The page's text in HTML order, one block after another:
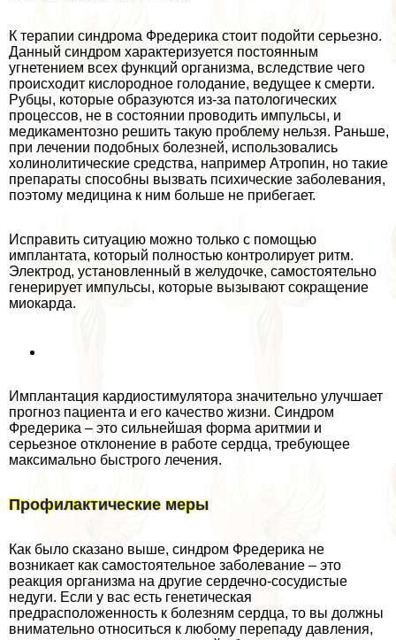
К терапии синдрома Фредерика стоит подойти серьезно.
Данный синдром хаpaктеризуется постоянным
угнетением всех функций организма, вследствие чего
происходит кислородное голодание, ведущее к cмepти.
Рубцы, которые образуются из-за патологических
процессов, не в состоянии проводить импульсы, и
медикаментозно решить такую проблему нельзя. Раньше,
при лечении подобных болезней, использовались
холинолитические средства, например Атропин, но такие
препараты способны вызвать психические заболевания,
поэтому медицина к ним больше не прибегает.
Исправить ситуацию можно только с помощью
имплантата, который полностью контролирует ритм.
Электрод, установленный в желудочке, самостоятельно
генерирует импульсы, которые вызывают сокращение
миокарда.
Имплантация кардиостимулятора значительно улучшает
прогноз пациента и его качество жизни. Синдром
Фредерика – это сильнейшая форма аритмии и
серьезное отклонение в работе сердца, требующее
максимально быстрого лечения.
Профилактические меры
Как было сказано выше, синдром Фредерика не
возникает как самостоятельное заболевание – это
реакция организма на другие сердечно-сосудистые
недуги. Если у вас есть генетическая
предрасположенность к болезням сердца, то вы должны
внимательно относиться к любому перепаду давления,